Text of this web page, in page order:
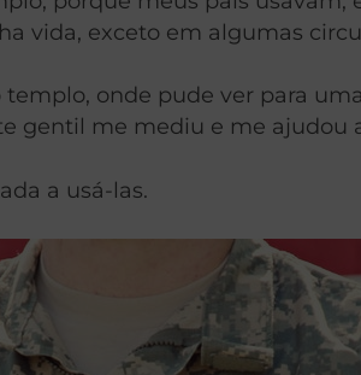
vida, exceto em algumas
onde pude ver para
gentil me mediu e me ajudou
a usá-las.